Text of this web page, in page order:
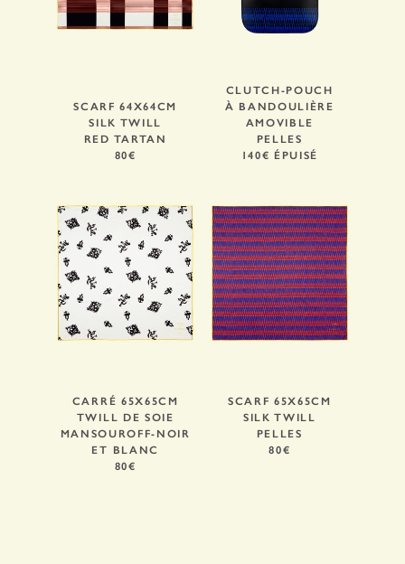
SCARF 64X64CM
SILK TWILL
RED TARTAN
80€
CLUTCH-POUCH
À BANDOULIÈRE
AMOVIBLE
PELLES
140€ ÉPUISÉ
CARRÉ 65X65CM
TWILL DE SOIE
MANSOUROFF-NOIR
ET BLANC
80€
SCARF 65X65CM
SILK TWILL
PELLES
80€